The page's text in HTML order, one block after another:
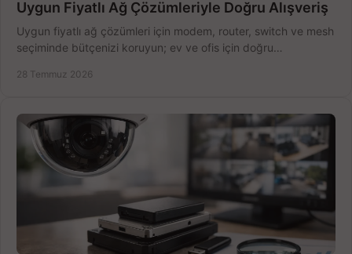
Uygun Fiyatlı Ağ Çözümleriyle Doğru Alışveriş
Uygun fiyatlı ağ çözümleri için modem, router, switch ve mesh
seçiminde bütçenizi koruyun; ev ve ofis için doğru
28 Temmuz 2026